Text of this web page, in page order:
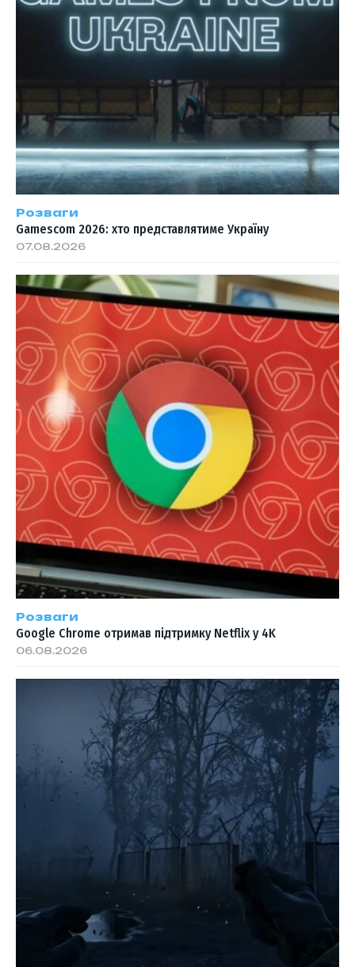
Розваги
Gamescom 2026: хто представлятиме Україну
07.08.2026
Розваги
Google Chrome отримав підтримку Netflix у 4K
06.08.2026